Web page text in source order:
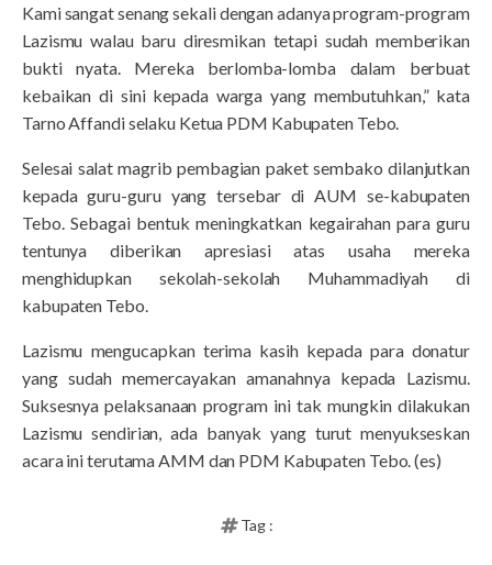
Kami sangat senang sekali dengan adanya program-program
Lazismu walau baru diresmikan tetapi sudah memberikan
bukti nyata. Mereka berlomba-lomba dalam berbuat
kebaikan di sini kepada warga yang membutuhkan,” kata
Tarno Affandi selaku Ketua PDM Kabupaten Tebo.
Selesai salat magrib pembagian paket sembako dilanjutkan
kepada guru-guru yang tersebar di AUM se-kabupaten
Tebo. Sebagai bentuk meningkatkan kegairahan para guru
tentunya diberikan apresiasi atas usaha mereka
menghidupkan sekolah-sekolah Muhammadiyah di
kabupaten Tebo.
Lazismu mengucapkan terima kasih kepada para donatur
yang sudah memercayakan amanahnya kepada Lazismu.
Suksesnya pelaksanaan program ini tak mungkin dilakukan
Lazismu sendirian, ada banyak yang turut menyukseskan
acara ini terutama AMM dan PDM Kabupaten Tebo. (es)
Tag :